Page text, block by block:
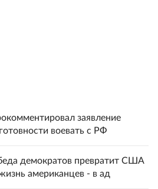
заявление
воевать с РФ
демократов превратит США
американцев - в ад